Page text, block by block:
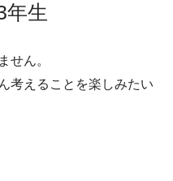
年生
せん。
考えることを楽しみたい